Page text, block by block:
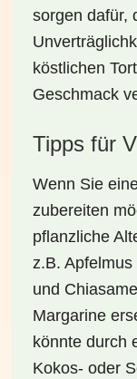
sorgen dafür,
köstlichen
Geschmack
Tipps für
Wenn Sie
zubereiten
pflanzliche
z.B.
und
Margarine
könnte durch
Kokos- oder